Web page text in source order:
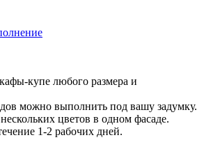
купе любого размера и
можно выполнить под вашу задумку.
цветов в одном фасаде.
1-2 рабочих дней.